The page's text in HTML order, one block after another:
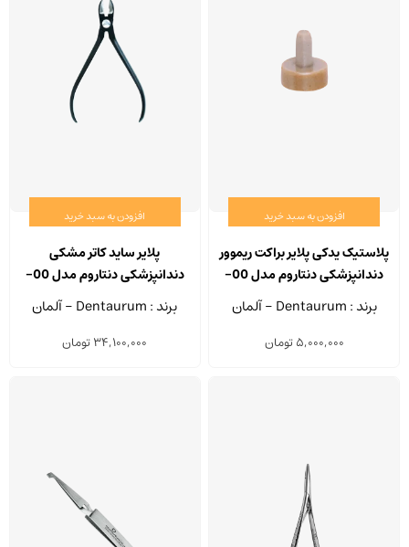
افزودن به سبد خرید
پلاستیک یدکی پلایر براکت ریموور
دندانپزشکی دنتاروم مدل 00-
356-038 بسته 4 عددی
برند : Dentaurum - آلمان
5,000,000تومان
افزودن به سبد خرید
پلایر ساید کاتر مشکی
دندانپزشکی دنتاروم مدل 00-
برند : Dentaurum - آلمان
34,100,000تومان